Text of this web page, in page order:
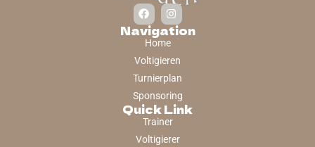
Navigation
Home
Voltigieren
Turnierplan
Sponsoring
Quick Link
Trainer
Voltigierer